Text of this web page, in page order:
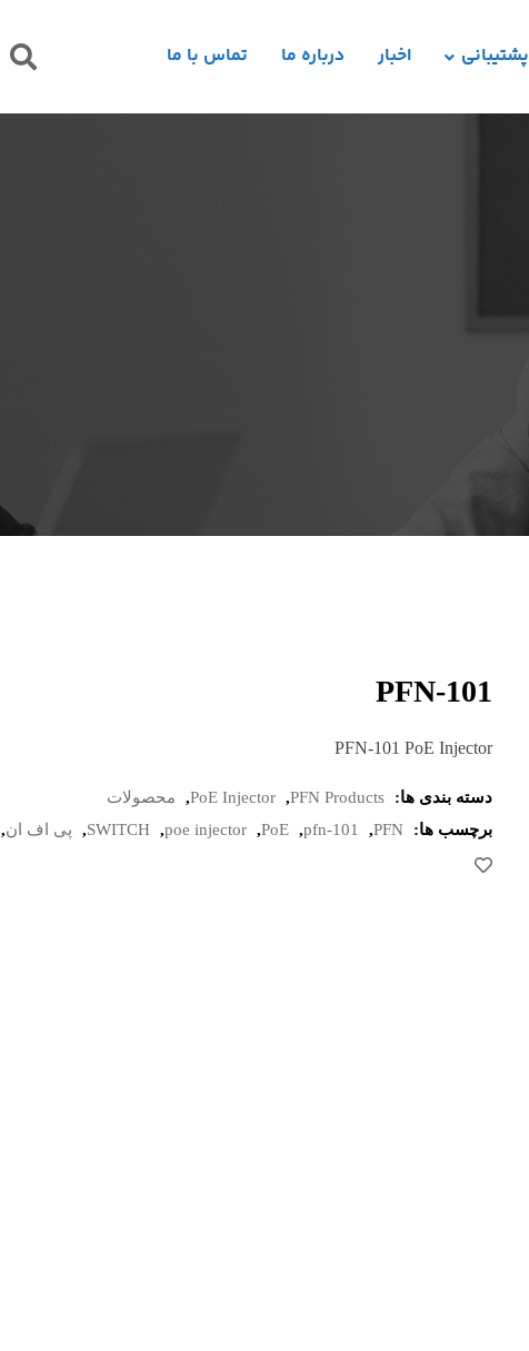
پشتیبانی اخبار درباره ما تماس با ما
PFN-101
PFN-101 PoE Injector
دسته بندی ها: PFN Products
,
PoE Injector
,
محصولات
برچسب ها:
PFN
,
pfn-101
,
PoE
,
poe injector
,
SWITCH
, پی اف ان,